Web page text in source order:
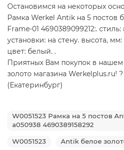
Остановимся на некоторых
Рамка Werkel Antik на 5 постов
Frame-01 4690389099212:.
установки: на стену. высота,
цвет: белый. .
Приятных Вам покупок в
золото магазина Werkelplus.ru! ?
(Екатеринбург)
W0051523 Рамка на 5 постов
a050938 4690389158292
W0051523 Antik белое